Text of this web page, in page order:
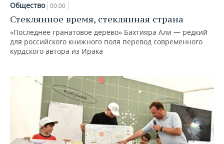
Общество 00:00
Стеклянное время, стеклянная страна
«Последнее гранатовое дерево» Бахтияра Али — редкий
для российского книжного поля перевод современного
курдского автора из Ирака